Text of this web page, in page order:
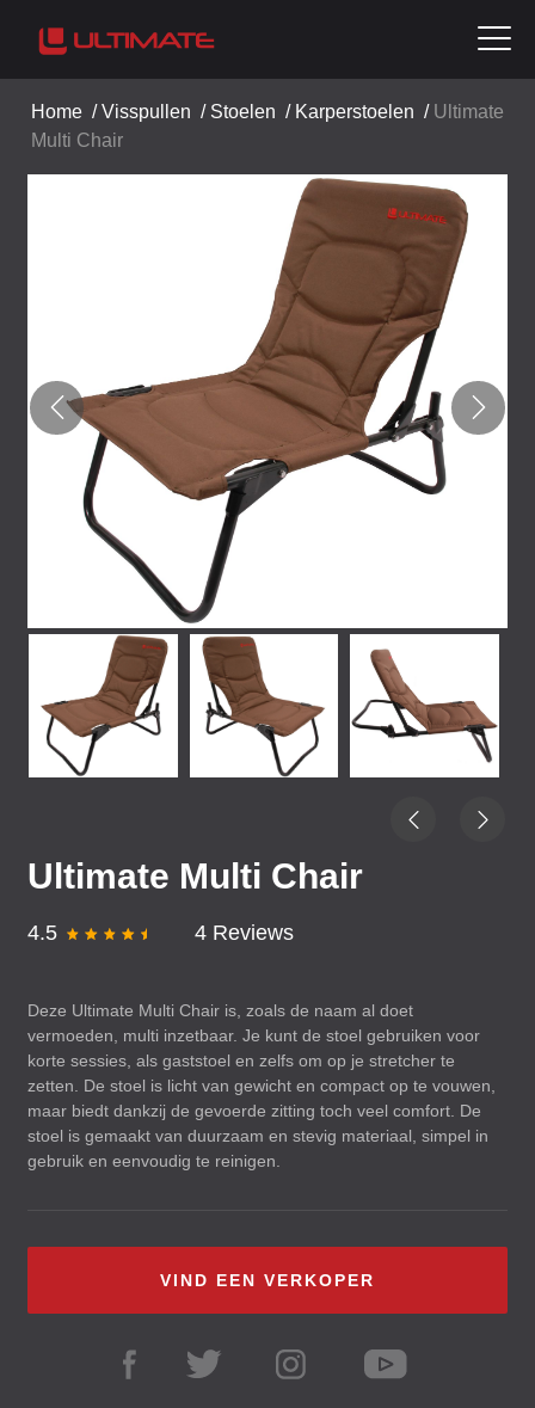
Home /Visspullen / Stoelen / Karperstoelen / Ultimate
Multi Chair
Ultimate Multi Chair
4.5 4 Reviews
Deze Ultimate Multi Chair is, zoals de naam al doet
vermoeden, multi inzetbaar. Je kunt de stoel gebruiken voor
korte sessies, als gaststoel en zelfs om op je stretcher te
zetten. De stoel is licht van gewicht en compact op te vouwen,
maar biedt dankzij de gevoerde zitting toch veel comfort. De
stoel is gemaakt van duurzaam en stevig materiaal, simpel in
gebruik en eenvoudig te reinigen.
VIND EEN VERKOPER